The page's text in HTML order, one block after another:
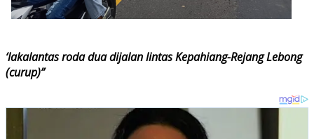
‘lakalantas roda dua dijalan lintas Kepahiang-Rejang Lebong
(curup)”